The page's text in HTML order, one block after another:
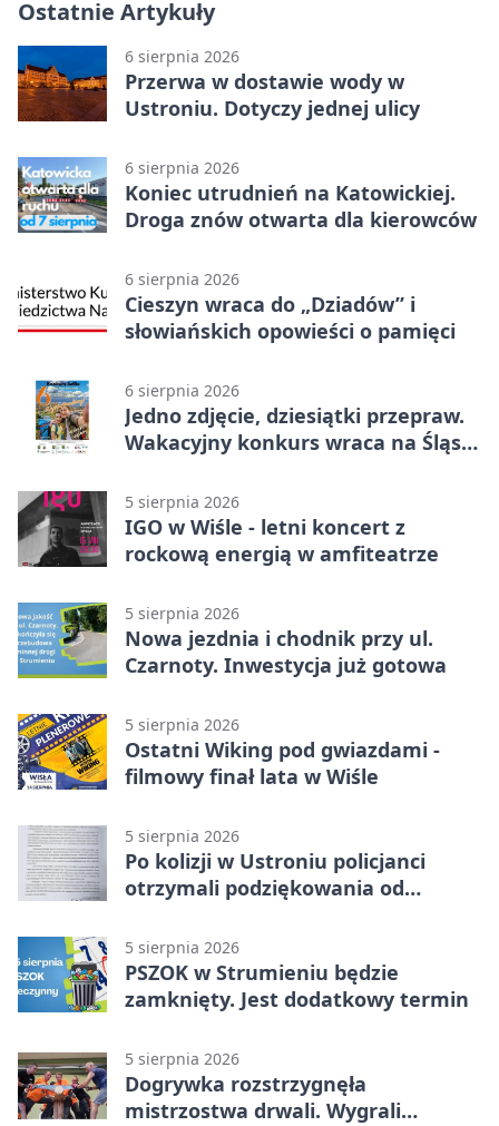
Ostatnie Artykuły
6 sierpnia 2026
Przerwa w dostawie wody w
Ustroniu. Dotyczy jednej ulicy
6 sierpnia 2026
Koniec utrudnień na Katowickiej.
Droga znów otwarta dla kierowców
6 sierpnia 2026
Cieszyn wraca do „Dziadów” i
słowiańskich opowieści o pamięci
6 sierpnia 2026
Jedno zdjęcie, dziesiątki przepraw.
Wakacyjny konkurs wraca na Śląsk
5 sierpnia 2026
IGO w Wiśle - letni koncert z
rockową energią w amfiteatrze
5 sierpnia 2026
Nowa jezdnia i chodnik przy ul.
Czarnoty. Inwestycja już gotowa
5 sierpnia 2026
Ostatni Wiking pod gwiazdami -
filmowy finał lata w Wiśle
5 sierpnia 2026
Po kolizji w Ustroniu policjanci
otrzymali podziękowania od
5 sierpnia 2026
PSZOK w Strumieniu będzie
zamknięty. Jest dodatkowy termin
5 sierpnia 2026
Dogrywka rozstrzygnęła
mistrzostwa drwali. Wygrali